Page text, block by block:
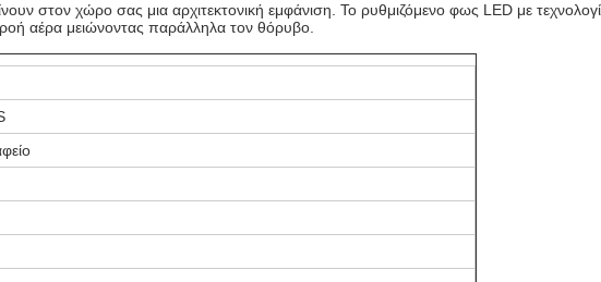
στον χώρο σας μια αρχιτεκτονική εμφάνιση. Το ρυθμιζόμενο φως LED με
αέρα μειώνοντας παράλληλα τον θόρυβο.